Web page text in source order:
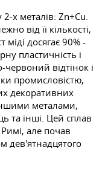
х металів: Zn+Cu.
від її кількості,
міді досягає 90% -
пластичність і
червоний відтінок і
промисловістю,
декоративних
металами,
та інші. Цей сплав
але почав
дев'ятнадцятого